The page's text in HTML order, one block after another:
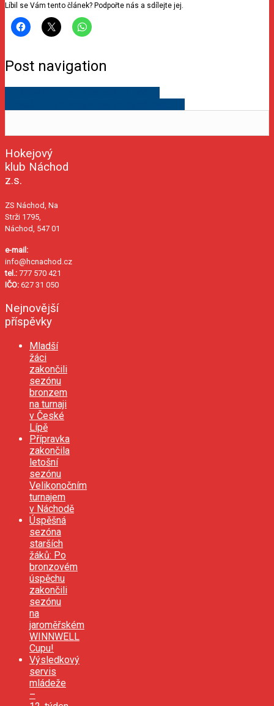
Líbil se Vám tento článek? Podpořte nás a sdílejte jej.
Post navigation
Hokejový
klub Náchod
z.s.
ZS Náchod, Na
Strži 1795,
Náchod, 547 01
e-mail:
info@hcnachod.cz
tel.: 777 570 421
IČO: 627 31 050
Nejnovější
příspěvky
Mladší
žáci
zakončili
sezónu
bronzem
na turnaji
v České
Lípě
Přípravka
zakončila
letošní
sezónu
Velikonočním
turnajem
v Náchodě
Úspěšná
sezóna
starších
žáků: Po
bronzovém
úspěchu
zakončili
sezónu
na
jaroměřském
WINNWELL
Cupu!
Výsledkový
servis
mládeže
–